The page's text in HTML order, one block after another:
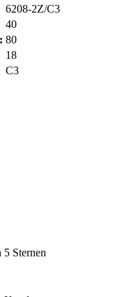
6208-2Z/C3
40
80
18
C3
Sternen